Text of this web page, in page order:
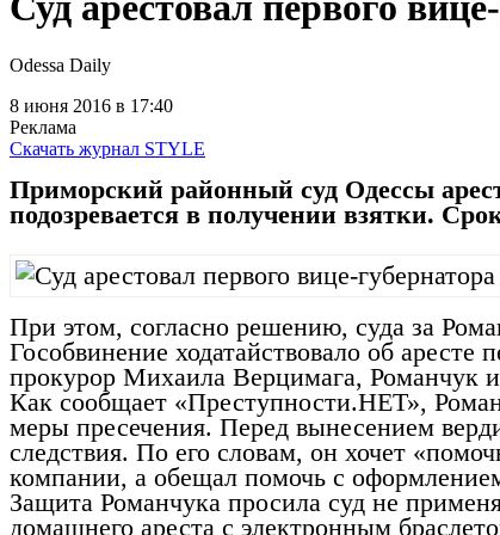
Odessa Daily
8 июня 2016 в 17:40
Реклама
Скачать журнал STYLE
Приморский районный суд Одессы
подозревается в получении взятки.
При этом, согласно решению, суда за
Гособвинение ходатайствовало об
прокурор Михаила Верцимага, Романчук
Как сообщает «Преступности.НЕТ»,
меры пресечения. Перед вынесением
следствия. По его словам, он хочет
компании, а обещал помочь с
Защита Романчука просила суд не
домашнего ареста с электронным